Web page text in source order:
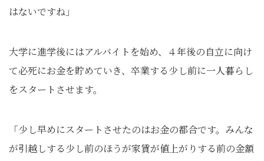
はないですね」
大学に進学後にはアルバイトを始め、４年後の自立に向け
て必死にお金を貯めていき、卒業する少し前に一人暮らし
をスタートさせます。
「少し早めにスタートさせたのはお金の都合です。みんな
が引越しする少し前のほうが家賃が値上がりする前の金額